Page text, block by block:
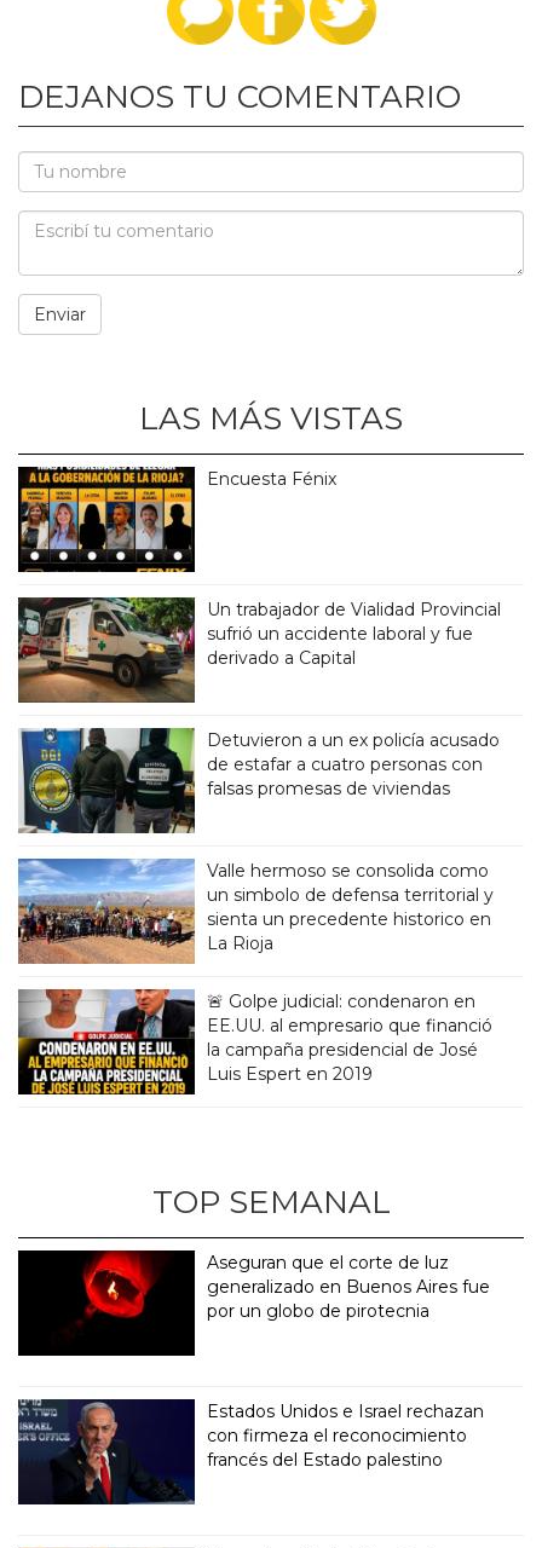
DEJANOS TU COMENTARIO
LAS MÁS VISTAS
Encuesta Fénix
Un trabajador de Vialidad Provincial
sufrió un accidente laboral y fue
derivado a Capital
Detuvieron a un ex policía acusado
de estafar a cuatro personas con
falsas promesas de viviendas
Valle hermoso se consolida como
un simbolo de defensa territorial y
sienta un precedente historico en
La Rioja
🚨 Golpe judicial: condenaron en
EE.UU. al empresario que financió
la campaña presidencial de José
Luis Espert en 2019
TOP SEMANAL
Aseguran que el corte de luz
generalizado en Buenos Aires fue
por un globo de pirotecnia
Estados Unidos e Israel rechazan
con firmeza el reconocimiento
francés del Estado palestino